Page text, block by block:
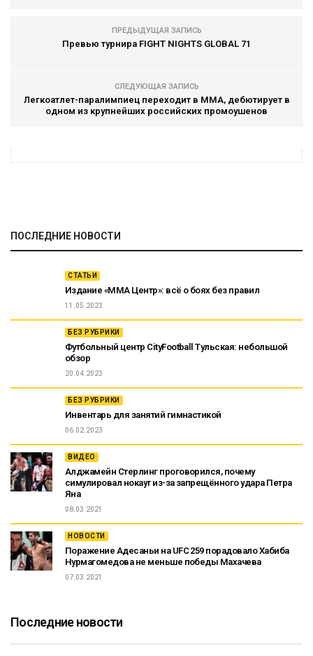
ПРЕДЫДУЩАЯ ЗАПИСЬ
Превью турнира FIGHT NIGHTS GLOBAL 71
СЛЕДУЮЩАЯ ЗАПИСЬ
Легкоатлет-паралимпиец переходит в MMA, дебютирует в
одном из крупнейших российских промоушенов
ПОСЛЕДНИЕ НОВОСТИ
СТАТЬИ
Издание «ММА Центр»: всё о боях без правил
11.05.2023
БЕЗ РУБРИКИ
Футбольный центр CityFootball Тульская: небольшой
обзор
20.04.2023
БЕЗ РУБРИКИ
Инвентарь для занятий гимнастикой
06.02.2023
ВИДЕО
Алджамейн Стерлинг проговорился, почему
симулировал нокаут из-за запрещённого удара Петра
Яна
08.03.2021
НОВОСТИ
Поражение Адесаньи на UFC 259 порадовало Хабиба
Нурмагомедова не меньше победы Махачева
07.03.2021
Последние новости